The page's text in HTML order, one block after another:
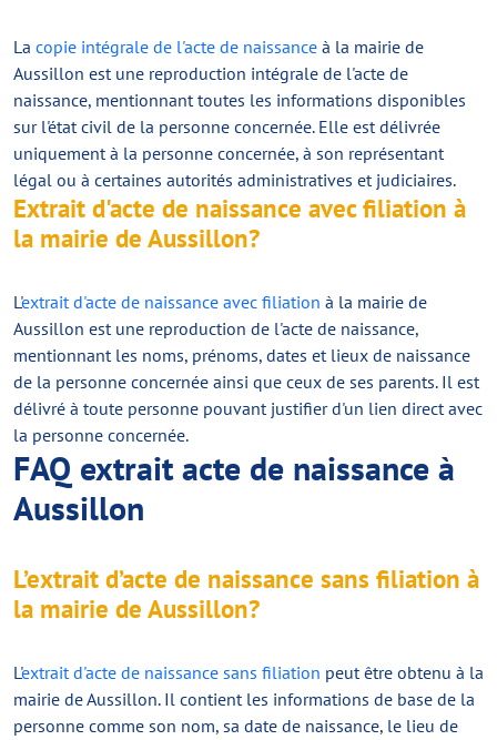
La copie intégrale de l'acte de naissance à la mairie de
Aussillon est une reproduction intégrale de l'acte de
naissance, mentionnant toutes les informations disponibles
sur l'état civil de la personne concernée. Elle est délivrée
uniquement à la personne concernée, à son représentant
légal ou à certaines autorités administratives et judiciaires.
Extrait d'acte de naissance avec filiation à
la mairie de Aussillon?
L'extrait d'acte de naissance avec filiation à la mairie de
Aussillon est une reproduction de l'acte de naissance,
mentionnant les noms, prénoms, dates et lieux de naissance
de la personne concernée ainsi que ceux de ses parents. Il est
délivré à toute personne pouvant justifier d'un lien direct avec
la personne concernée.
FAQ extrait acte de naissance à
Aussillon
L’extrait d’acte de naissance sans filiation à
la mairie de Aussillon?
L'extrait d'acte de naissance sans filiation peut être obtenu à la
mairie de Aussillon. Il contient les informations de base de la
personne comme son nom, sa date de naissance, le lieu de